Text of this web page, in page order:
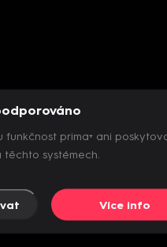
funkčnost prima+ ani
těchto systémech.
Více info